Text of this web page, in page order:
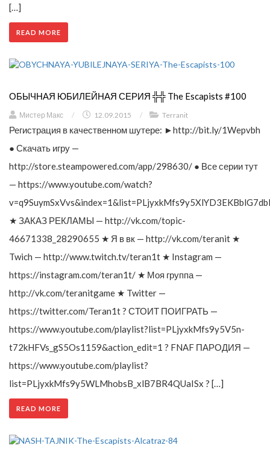
[…]
READ MORE
ОБЫЧНАЯ ЮБИЛЕЙНАЯ СЕРИЯ ╬╬ The Escapists #100
Мистер Макс / 12.09.2015 / Terranit
Регистрация в качественном шутере: ►http://bit.ly/1Wepvbh
● Скачать игру —
http://store.steampowered.com/app/298630/ ● Все серии тут
— https://www.youtube.com/watch?
★ ЗАКАЗ РЕКЛАМЫ — http://vk.com/topic-
46671338_28290655 ★ Я в вк — http://vk.com/teranit ★
Twich — http://www.twitch.tv/teran1t ★ Instagram —
https://instagram.com/teran1t/ ★ Моя группа —
http://vk.com/teranitgame ★ Twitter —
https://twitter.com/Teran1t ? СТОИТ ПОИГРАТЬ —
https://www.youtube.com/playlist?list=PLjyxkMfs9y5V5n-
t72kHFVs_gS5Os1159&action_edit=1 ? FNAF ПАРОДИЯ —
https://www.youtube.com/playlist?
list=PLjyxkMfs9y5WLMhobsB_xlB7BR4QUaISx ? […]
READ MORE